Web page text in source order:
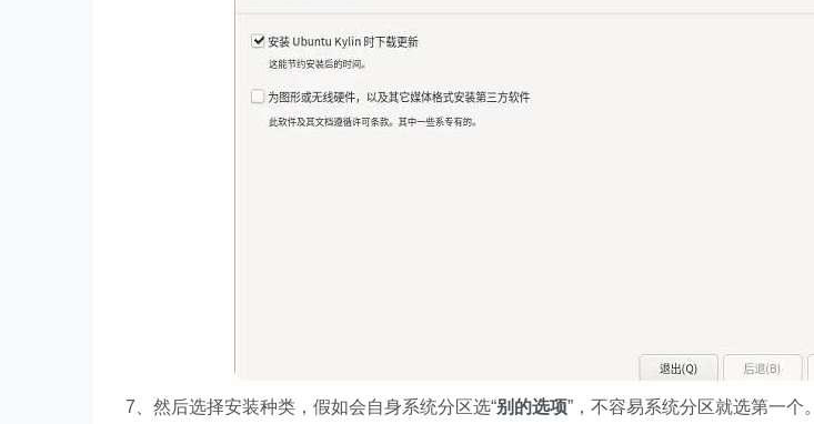
7、然后选择安装种类，假如会自身系统分区选“别的选项”，不容易系统分区就选第一个。